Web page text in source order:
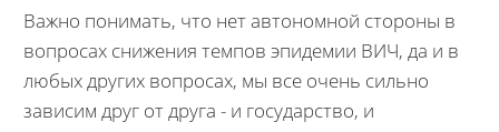
Важно понимать, что нет автономной стороны в
вопросах снижения темпов эпидемии ВИЧ, да и в
любых других вопросах, мы все очень сильно
зависим друг от друга - и государство, и